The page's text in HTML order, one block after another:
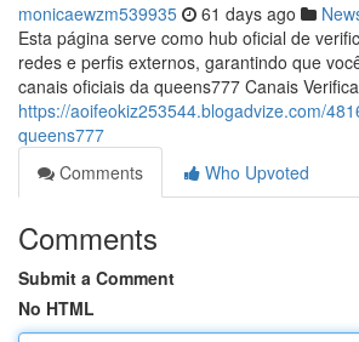
monicaewzm539935 61 days ago
Esta página serve como hub oficial de
redes e perfis externos, garantindo que
canais oficiais da queens777 Canais
https://aoifeokiz253544.blogadvize.com/
queens777
Comments
Who Upvoted
Comments
Submit a Comment
No HTML